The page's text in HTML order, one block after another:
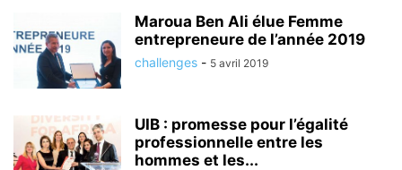
Maroua Ben Ali élue Femme
entrepreneure de l’année 2019
challenges - 5 avril 2019
UIB : promesse pour l’égalité
professionnelle entre les
hommes et les...